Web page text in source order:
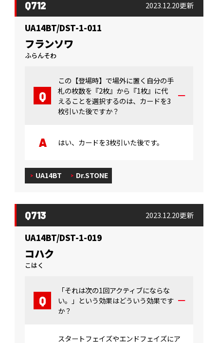
Q712 2023.12.20更新
UA14BT/DST-1-011
フランソワ
ふらんそわ
この【登場時】で場外に置く自分の手
札の枚数を『2枚』から『1枚』に代
えることを選択するのは、カードを3
枚引いた後ですか？
はい、カードを3枚引いた後です。
UA14BT Dr.STONE
Q713 2023.12.20更新
UA14BT/DST-1-019
コハク
こはく
「それは次の1回アクティブにならな
い。」という効果はどういう効果です
か？
スタートフェイズやエンドフェイズにア